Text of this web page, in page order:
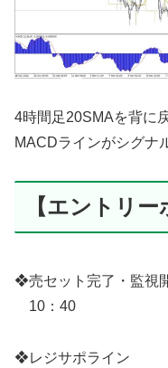
4時間足20SMAを背に
MACDラインがシグナ
【エントリー
❖売セット完了・監視
10：40
❖レジサポライン